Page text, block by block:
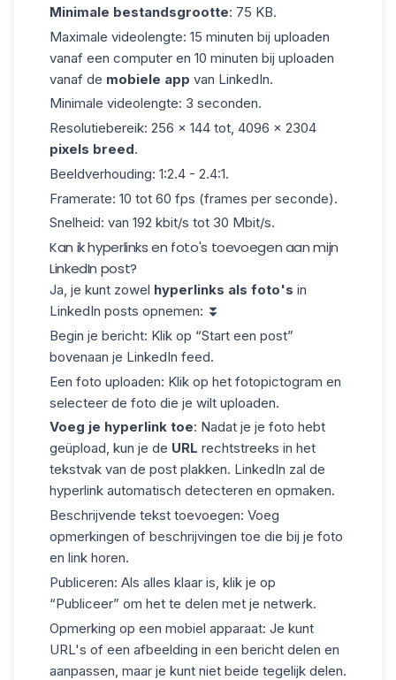
Minimale bestandsgrootte: 75 KB.
Maximale videolengte: 15 minuten bij uploaden
vanaf een computer en 10 minuten bij uploaden
vanaf de mobiele app van LinkedIn.
Minimale videolengte: 3 seconden.
Resolutiebereik: 256 × 144 tot, 4096 × 2304
pixels breed.
Beeldverhouding: 1:2.4 - 2.4:1.
Framerate: 10 tot 60 fps (frames per seconde).
Snelheid: van 192 kbit/s tot 30 Mbit/s.
Kan ik hyperlinks en foto's toevoegen aan mijn
LinkedIn post?
Ja, je kunt zowel hyperlinks als foto's in
LinkedIn posts opnemen: ⏬
Begin je bericht: Klik op “Start een post”
bovenaan je LinkedIn feed.
Een foto uploaden: Klik op het fotopictogram en
selecteer de foto die je wilt uploaden.
Voeg je hyperlink toe: Nadat je je foto hebt
geüpload, kun je de URL rechtstreeks in het
tekstvak van de post plakken. LinkedIn zal de
hyperlink automatisch detecteren en opmaken.
Beschrijvende tekst toevoegen: Voeg
opmerkingen of beschrijvingen toe die bij je foto
en link horen.
Publiceren: Als alles klaar is, klik je op
“Publiceer” om het te delen met je netwerk.
Opmerking op een mobiel apparaat: Je kunt
URL's of een afbeelding in een bericht delen en
aanpassen, maar je kunt niet beide tegelijk delen.